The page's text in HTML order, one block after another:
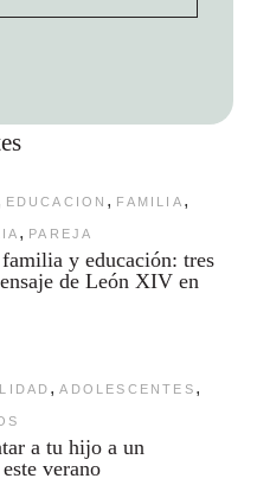
EDUCACION , FAMILIA ,
, PAREJA
y educación: tres
de León XIV en
, ADOLESCENTES ,
a tu hijo a un
verano